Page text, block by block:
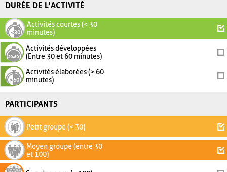
DURÉE DE L'ACTIVITÉ
Activités courtes (< 30
minutes)
Activités développées
(Entre 30 et 60 minutes)
Activités élaborées (> 60
minutes)
PARTICIPANTS
Petit groupe (< 30)
Moyen groupe (entre 30
et 100)